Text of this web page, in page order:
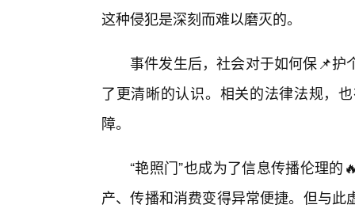
这种侵犯是深刻而难以磨灭的。
事件发生后，社会对于如何保📌护
了更清晰的认识。相关的法律法规，
障。
“艳照门”也成为了信息传播伦理
产、传播和消费变得异常便捷。但与